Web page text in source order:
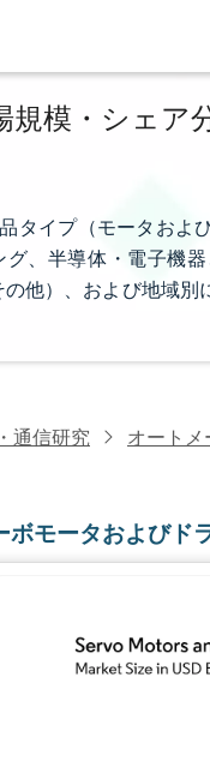
模・シェア
イプ（モータおよ
、半導体・電子機
他）、および地域
通信研究 オートメ
ボモータおよびド